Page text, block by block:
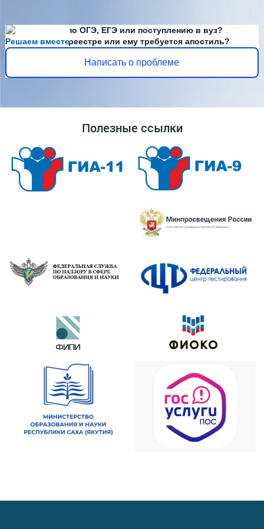
Решаем вместе
Есть вопросы по ОГЭ, ЕГЭ или поступлению в вуз?
Диплома нет в реестре или ему требуется апостиль?
Написать о проблеме
Полезные ссылки